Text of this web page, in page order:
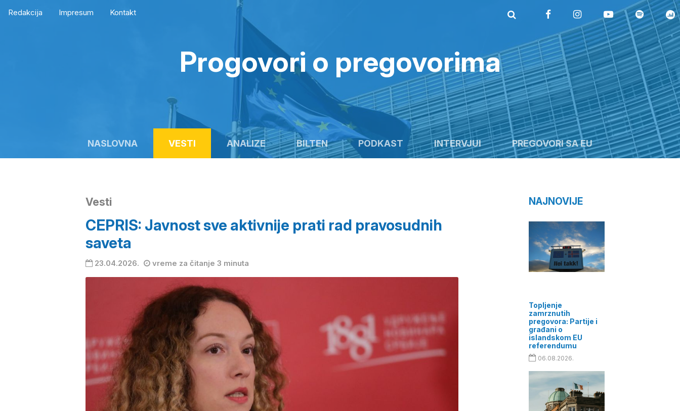
Redakcija Impresum Kontakt
Progovori o pregovorima
NASLOVNA VESTI ANALIZE BILTEN PODKAST INTERVJUI PREGOVORI SA EU
Vesti
CEPRIS: Javnost sve aktivnije prati rad pravosudnih
saveta
23.04.2026. vreme za čitanje 3 minuta
NAJNOVIJE
Topljenje
zamrznutih
pregovora: Partije i
građani o
islandskom EU
referendumu
06.08.2026.